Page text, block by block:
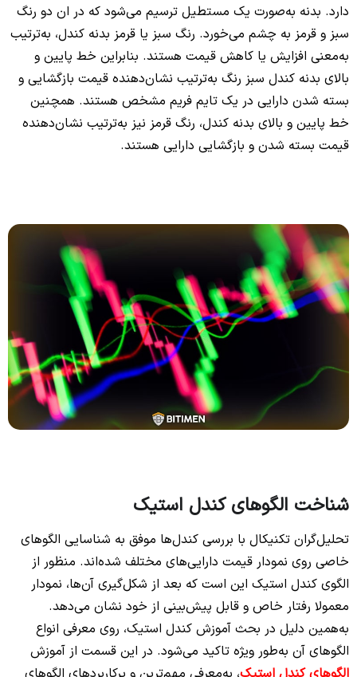
دارد. بدنه به‌صورت یک مستطیل ترسیم می‌شود که در ان دو رنگ
سبز و قرمز به چشم می‌خورد. رنگ سبز یا قرمز بدنه کندل، به‌ترتیب
به‌معنی افزایش یا کاهش قیمت هستند. بنابراین خط پایین و
بالای بدنه کندل سبز رنگ به‌ترتیب نشان‌دهنده قیمت بازگشایی و
بسته شدن دارایی در یک تایم فریم مشخص هستند. همچنین
خط پایین و بالای بدنه کندل، رنگ قرمز نیز به‌ترتیب نشان‌دهنده
قیمت بسته شدن و بازگشایی دارایی هستند.
شناخت الگوهای کندل استیک
تحلیل‌گران تکنیکال با بررسی کندل‌ها موفق به شناسایی الگوهای
خاصی روی نمودار قیمت دارایی‌های مختلف شده‌اند. منظور از
الگوی کندل استیک این است که بعد از شکل‌گیری آن‌ها، نمودار
معمولا رفتار خاص و قابل پیش‌بینی از خود نشان می‌دهد.
به‌همین دلیل در بحث آموزش کندل استیک، روی معرفی انواع
الگوهای آن به‌طور ویژه تاکید می‌شود. در این قسمت از آموزش